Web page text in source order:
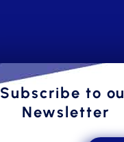
Subscribe to
Newsletter